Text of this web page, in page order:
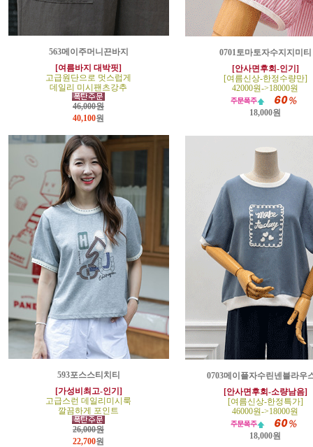
563메이주머니끈바지
[여름바지 대박핏]
고급원단으로 멋스럽게
데일리 미시팬츠강추
46,000원
40,100원
0701토마토자수지지미티
[안사면후회-인기]
[여름신상-한정수량만]
42000원->18000원
18,000원
593포스스티치티
[가성비최고-인기]
고급스런 데일리미시룩
깔끔하게 포인트
26,000원
22,700원
0703메이플자수린넨블라우
[안사면후회-소량남음]
[여름신상-한정특가]
46000원->18000원
18,000원